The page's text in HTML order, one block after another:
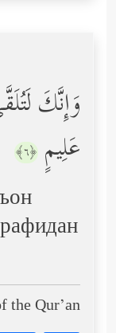
وَإِنَّكَ
عَلِیمٍ ﴿٦﴾
Qur’an: